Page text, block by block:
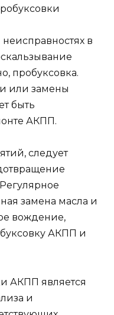
в
пробуксовка.
или замены
быть
АКПП.
следует
замена масла и
вождение,
АКПП и
АКПП является
и